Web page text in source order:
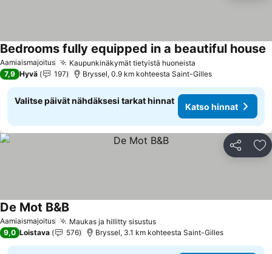
Aamiaismajoitus Kaupunkinäkymät tietyistä huoneista
Bedrooms fully equipped in a beautiful house
7,9 Hyvä 197 Bryssel, 0.9 km kohteesta Saint-Gilles
Valitse päivät nähdäksesi tarkat hinnat
Katso hinnat
Jaa
Aamiaismajoitus Maukas ja hillitty sisustus
De Mot B&B
9,0 Loistava 576 Bryssel, 3.1 km kohteesta Saint-Gilles